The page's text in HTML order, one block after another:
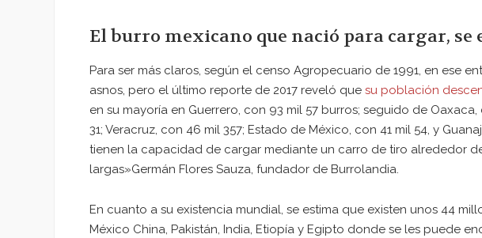
El burro mexicano que nació para cargar, se
Para ser más claros, según el censo Agropecuario de 1991, en ese
asnos, pero el último reporte de 2017 reveló que su población
en su mayoría en Guerrero, con 93 mil 57 burros; seguido de Oaxaca,
31; Veracruz, con 46 mil 357; Estado de México, con 41 mil 54, y
tienen la capacidad de cargar mediante un carro de tiro alrededor
largas»Germán Flores Sauza, fundador de Burrolandia.
En cuanto a su existencia mundial, se estima que existen unos 44
México China, Pakistán, India, Etiopía y Egipto donde se les puede